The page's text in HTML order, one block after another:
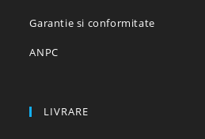
Garantie si conformitate
ANPC
LIVRARE